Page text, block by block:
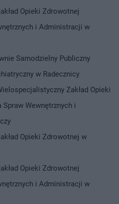
Opieki Zdrowotnej
i Administracji w
Samodzielny Publiczny
w Radecznicy
Zakład Opieki
Wewnętrznych i
Opieki Zdrowotnej w
Opieki Zdrowotnej
i Administracji w